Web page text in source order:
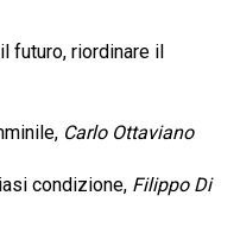
futuro, riordinare il
Carlo Ottaviano
condizione, Filippo Di